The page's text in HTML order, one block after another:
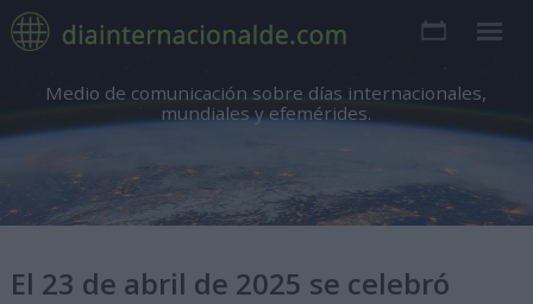
Medio de comunicación sobre días internacionales,
mundiales y efemérides.
El 23 de abril de 2025 se celebró